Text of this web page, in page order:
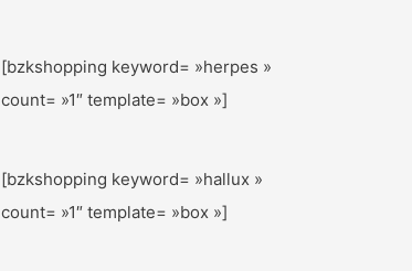
[bzkshopping keyword= »herpes »
count= »1″ template= »box »]
[bzkshopping keyword= »hallux »
count= »1″ template= »box »]